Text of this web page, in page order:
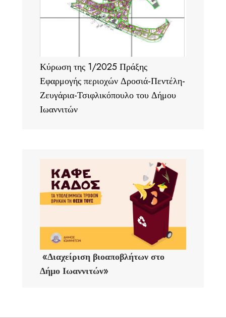
Κύρωση της 1/2025 Πράξης
Εφαρμογής περιοχών Δροσιά-Πεντέλη-
Ζευγάρια-Τσιφλικόπουλο του Δήμου
Ιωαννιτών
«Διαχείριση βιοαποβλήτων στο
Δήμο Ιωαννιτών»